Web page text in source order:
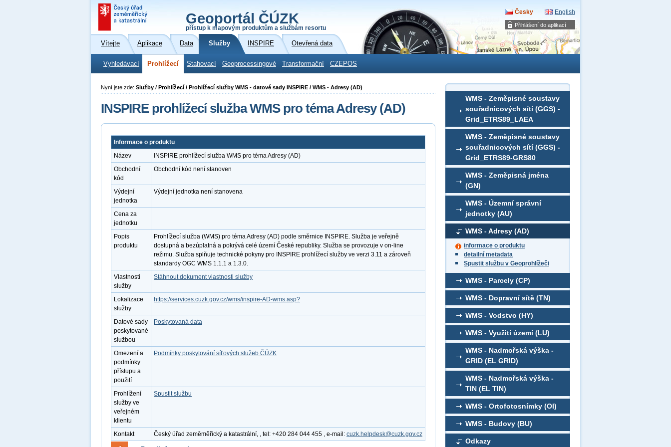
Přihlášení do aplikací
Geoportál ČÚZK
přístup k mapovým produktům a službám resortu
Česky English
Vítejte Aplikace Data Služby INSPIRE Otevřená data
Vyhledávací Prohlížecí Stahovací Geoprocessingové Transformační CZEPOS
WMS - Zeměpisné soustavy
souřadnicových sítí (GGS) -
Grid_ETRS89_LAEA
WMS - Zeměpisné soustavy
souřadnicových sítí (GGS) -
Grid_ETRS89-GRS80
WMS - Zeměpisná jména
(GN)
WMS - Územní správní
jednotky (AU)
WMS - Adresy (AD)
informace o produktu
detailní metadata
Spustit službu v Geoprohlížeči
WMS - Parcely (CP)
WMS - Dopravní sítě (TN)
WMS - Vodstvo (HY)
WMS - Využití území (LU)
WMS - Nadmořská výška -
GRID (EL GRID)
WMS - Nadmořská výška -
TIN (EL TIN)
WMS - Ortofotosnímky (OI)
WMS - Budovy (BU)
Odkazy
Nyní jste zde: Služby / Prohlížecí / Prohlížecí služby WMS - datové sady INSPIRE / WMS - Adresy (AD)
INSPIRE prohlížecí služba WMS pro téma Adresy (AD)
Informace o produktu
Název
INSPIRE prohlížecí služba WMS pro téma Adresy (AD)
Obchodní
kód
Obchodní kód není stanoven
Výdejní
jednotka
Výdejní jednotka není stanovena
Cena za
jednotku
Popis
produktu
Prohlížecí služba (WMS) pro téma Adresy (AD) podle směrnice INSPIRE. Služba je veřejně
dostupná a bezúplatná a pokrývá celé území České republiky. Služba se provozuje v on-line
režimu. Služba splňuje technické pokyny pro INSPIRE prohlížecí služby ve verzi 3.11 a zároveň
standardy OGC WMS 1.1.1 a 1.3.0.
Vlastnosti
služby
Stáhnout dokument vlastnosti služby
Lokalizace
služby
https://services.cuzk.gov.cz/wms/inspire-AD-wms.asp?
Datové sady
poskytované
službou
Poskytovaná data
Omezení a
podmínky
přístupu a
použití
Podmínky poskytování síťových služeb ČÚZK
Prohlížení
služby ve
veřejném
klientu
Spustit službu
Kontakt Český úřad zeměměřický a katastrální, , tel: +420 284 044 455 , e-mail: cuzk.helpdesk@cuzk.gov.cz